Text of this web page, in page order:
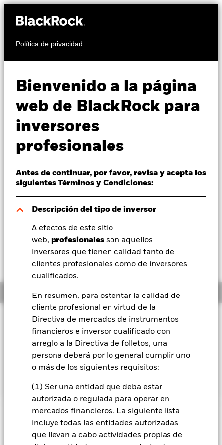
Política de privacidad
Bienvenido a la página
web de BlackRock para
inversores
profesionales
Antes de continuar, por favor, revisa y acepta los
siguientes Términos y Condiciones:
Descripción del tipo de inversor
A efectos de este sitio
web, profesionales son aquellos
inversores que tienen calidad tanto de
clientes profesionales como de inversores
cualificados.
En resumen, para ostentar la calidad de
cliente profesional en virtud de la
Directiva de mercados de instrumentos
financieros e inversor cualificado con
arreglo a la Directiva de folletos, una
persona deberá por lo general cumplir uno
o más de los siguientes requisitos:
(1) Ser una entidad que deba estar
autorizada o regulada para operar en
mercados financieros. La siguiente lista
incluye todas las entidades autorizadas
que llevan a cabo actividades propias de
Perspectivas
Visión de mercado
Educación
Profesionales
España
Change location
BlackRock
iShares
Nuestra compañía
Bond Index Fund (IE)
Valor liquidativo a 06 ago 2026
EUR 9,13
EUR -0,01 (-0,08%)
Información general
Filosofía de inversión
El Fondo iShares Euro Credit Bond Index Fund (IE) pretende
reproducir al máximo la rentabilidad del índice FTSE
EuroBIG ex Domestic Treasury Index, un índice diseñado para
reflejar el comportamiento del mercado de bonos privados
denominados en euros.
INFORMACIÓN IMPORTANTE: Capital en Riesgo.
de las inversiones y los ingresos derivados de ellas pueden
subir o bajar, y no están garantizados. Es posible que los